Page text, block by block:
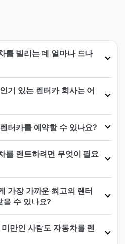
빌리는 데 얼마나 드나
기 있는 렌터카 회사는 어
터카를 예약할 수 있나요?
렌트하려면 무엇이 필요
가장 가까운 최고의 렌터
을 수 있나요?
만인 사람도 자동차를 렌